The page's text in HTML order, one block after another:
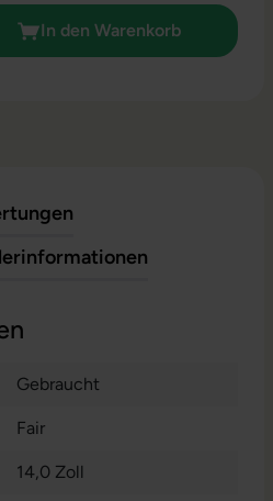
den gewünschten
In den Warenkorb
Gebraucht
Fair
14,0 Zoll